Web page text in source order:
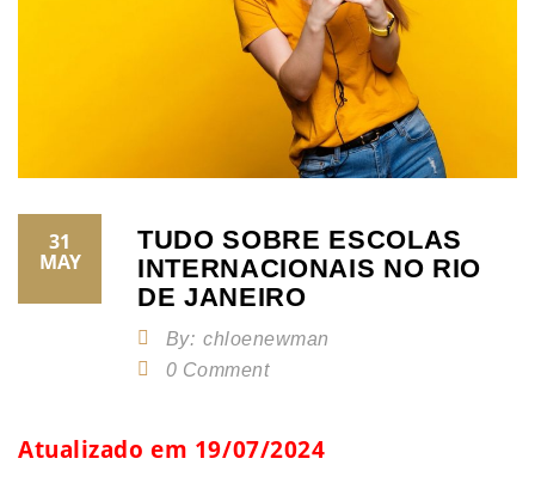
31
MAY
TUDO SOBRE ESCOLAS
INTERNACIONAIS NO RIO
DE JANEIRO
By: chloenewman
0 Comment
Atualizado em 19/07/2024